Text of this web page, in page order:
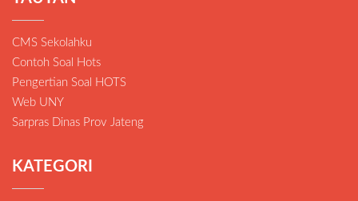
CMS Sekolahku
Contoh Soal Hots
Pengertian Soal HOTS
Web UNY
Sarpras Dinas Prov Jateng
KATEGORI